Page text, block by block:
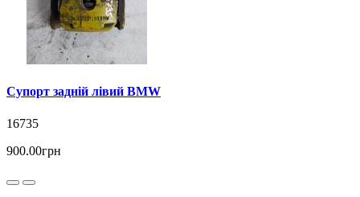
Супорт задній лівий BMW
16735
900.00грн